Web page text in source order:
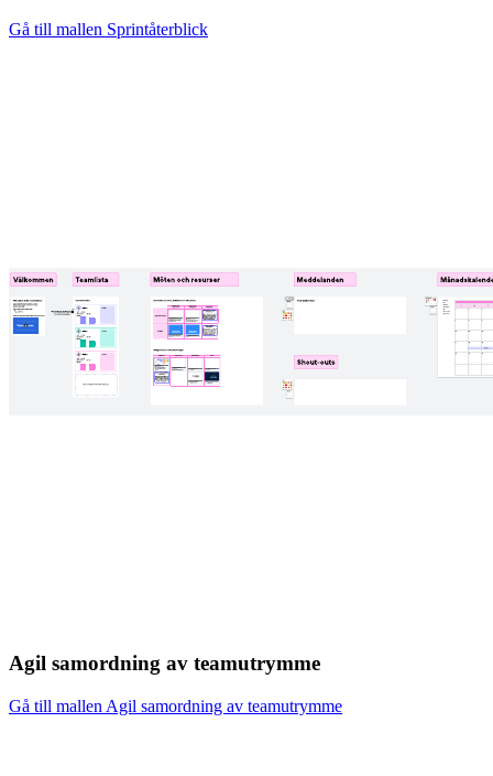
Gå till mallen Sprintåterblick
Agil samordning av teamutrymme
Gå till mallen Agil samordning av teamutrymme